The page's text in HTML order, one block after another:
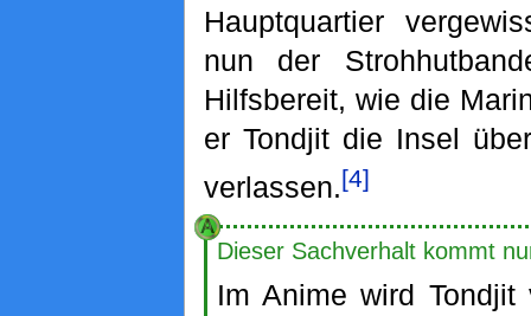
Hauptquartier
nun der
Hilfsbereit, wie die
er Tondjit die Insel
verlassen.[4]
Dieser Sachverhalt kommt
Im Anime wird